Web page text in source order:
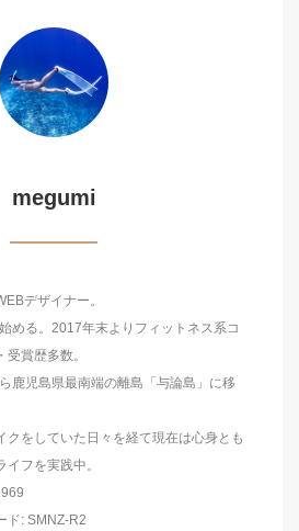
megumi
デザイナー。
める。2017年末よりフィットネス系コ
賞歴多数。
鹿児島県最南端の離島「与論島」に移
クをしていた日々を経て現在は心身とも
フを実践中。
ド: SMNZ-R2